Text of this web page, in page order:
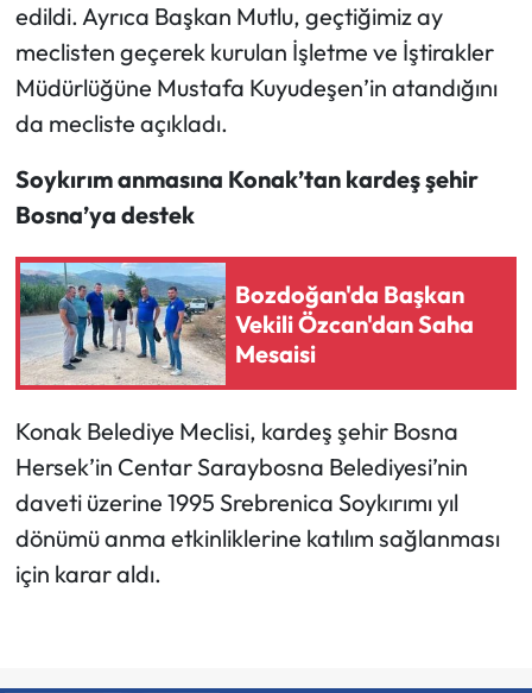
edildi. Ayrıca Başkan Mutlu, geçtiğimiz ay
meclisten geçerek kurulan İşletme ve İştirakler
Müdürlüğüne Mustafa Kuyudeşen’in atandığını
da mecliste açıkladı.
Soykırım anmasına Konak’tan kardeş şehir
Bosna’ya destek
Bozdoğan'da Başkan
Vekili Özcan'dan Saha
Mesaisi
Konak Belediye Meclisi, kardeş şehir Bosna
Hersek’in Centar Saraybosna Belediyesi’nin
daveti üzerine 1995 Srebrenica Soykırımı yıl
dönümü anma etkinliklerine katılım sağlanması
için karar aldı.